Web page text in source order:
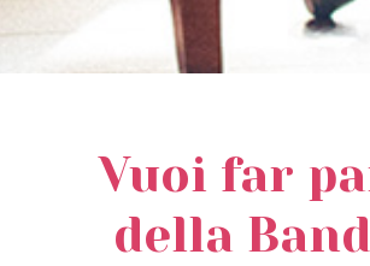
Vuoi far
della